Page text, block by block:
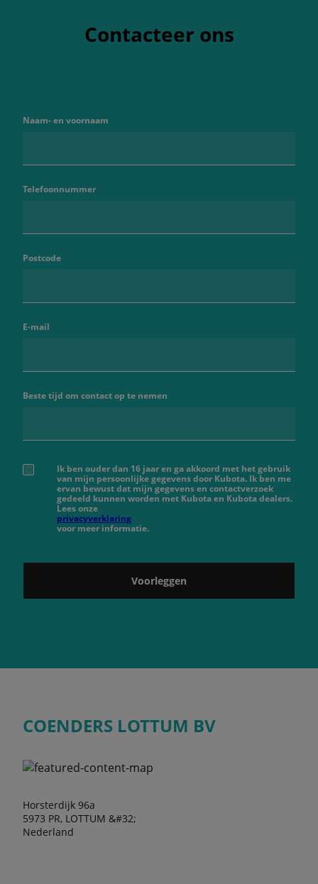
Contacteer ons
Naam- en voornaam
Telefoonnummer
Postcode
E-mail
Beste tijd om contact op te nemen
Ik ben ouder dan 16 jaar en ga akkoord met het gebruik
van mijn persoonlijke gegevens door Kubota. Ik ben me
ervan bewust dat mijn gegevens en contactverzoek
gedeeld kunnen worden met Kubota en Kubota dealers.
Lees onze
privacyverklaring
voor meer informatie.
Voorleggen
COENDERS LOTTUM BV
Horsterdijk 96a
5973 PR, LOTTUM &#32;
Nederland